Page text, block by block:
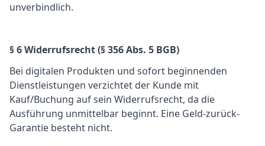
unverbindlich.
§ 6 Widerrufsrecht (§ 356 Abs. 5 BGB)
Bei digitalen Produkten und sofort beginnenden
Dienstleistungen verzichtet der Kunde mit
Kauf/Buchung auf sein Widerrufsrecht, da die
Ausführung unmittelbar beginnt. Eine Geld-zurück-
Garantie besteht nicht.